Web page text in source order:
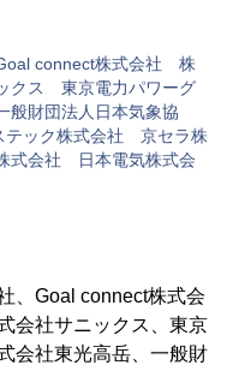
connect株式会社 株
クス 東京電力パワーグ
財団法人日本気象協
ック株式会社 京セラ株
式会社 日本電気株式会
、Goal connect株式会
会社サニックス、東京
会社東光高岳、一般財